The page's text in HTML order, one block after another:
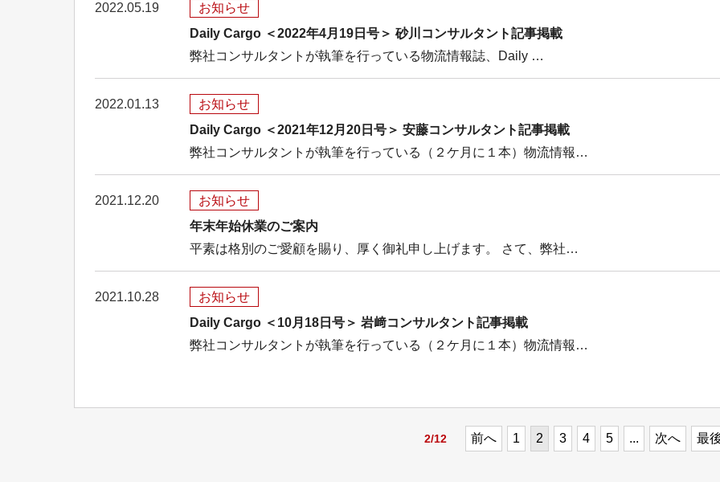
2022.05.19
お知らせ
Daily Cargo ＜2022年4月19日号＞ 砂川コンサルタント記事掲載
弊社コンサルタントが執筆を行っている物流情報誌、Daily …
2022.01.13
お知らせ
Daily Cargo ＜2021年12月20日号＞ 安藤コンサルタント記事掲載
弊社コンサルタントが執筆を行っている（２ケ月に１本）物流情報…
2021.12.20
お知らせ
年末年始休業のご案内
平素は格別のご愛顧を賜り、厚く御礼申し上げます。 さて、弊社…
2021.10.28
お知らせ
Daily Cargo ＜10月18日号＞ 岩﨑コンサルタント記事掲載
弊社コンサルタントが執筆を行っている（２ケ月に１本）物流情報…
2/12 前へ 1 2 3 4 5 ... 次へ 最